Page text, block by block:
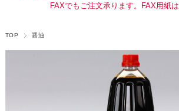
FAXでもご注文承ります。FAX用紙は
TOP 醤油